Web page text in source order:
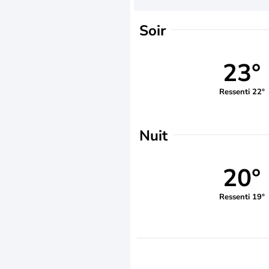
Soir
23°
Ressenti 22°
Nuit
20°
Ressenti 19°